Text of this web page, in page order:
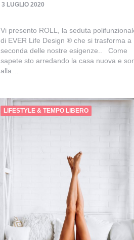
3 LUGLIO 2020
Vi presento ROLL, la seduta
di EVER Life Design ® che si trasforma a
seconda delle nostre esigenze.. Come
sapete sto arredando la casa nuova e
alla…
LIFESTYLE & TEMPO LIBERO